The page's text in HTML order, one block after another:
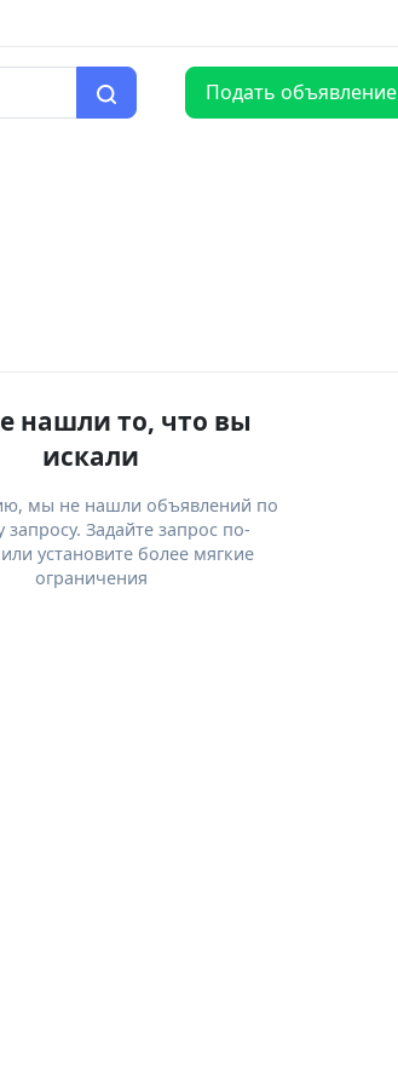
Подать объявление
нашли то, что вы
искали
мы не нашли объявлений по
запросу. Задайте запрос по-
установите более мягкие
ограничения